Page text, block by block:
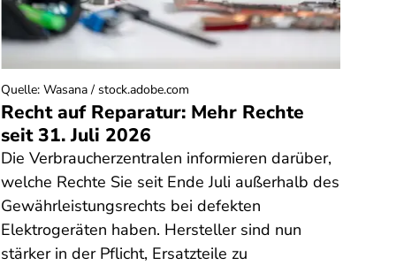
Recht auf Reparatur: Mehr Rechte
seit 31. Juli 2026
Die Verbraucherzentralen informieren darüber,
welche Rechte Sie seit Ende Juli außerhalb des
Gewährleistungsrechts bei defekten
Elektrogeräten haben. Hersteller sind nun
stärker in der Pflicht, Ersatzteile zu
Quelle: Wasana / stock.adobe.com